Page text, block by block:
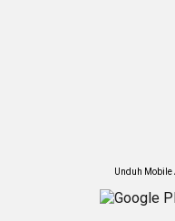
Unduh Mobile